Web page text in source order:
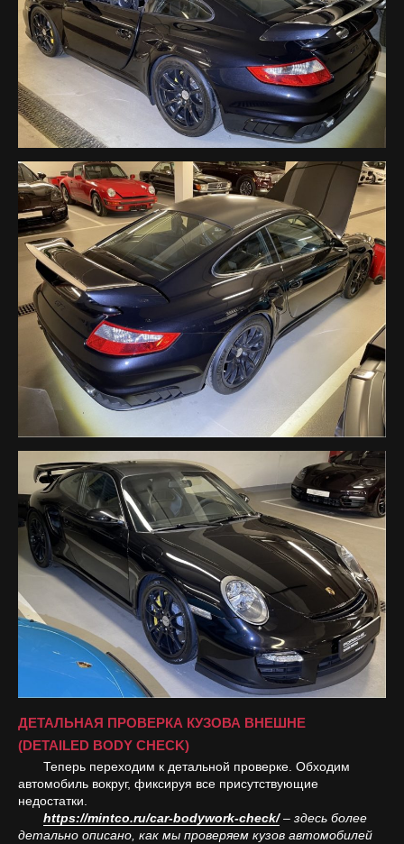
ДЕТАЛЬНАЯ ПРОВЕРКА КУЗОВА ВНЕШНЕ
(DETAILED BODY CHECK)
Теперь переходим к детальной проверке. Обходим
автомобиль вокруг, фиксируя все присутствующие
недостатки.
https://mintco.ru/car-bodywork-check/– здесь более
детально описано, как мы проверяем кузов автомобилей